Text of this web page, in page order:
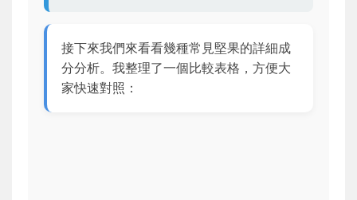
接下來我們來看看幾種常見堅果的詳細成
分分析。我整理了一個比較表格，方便大
家快速對照：